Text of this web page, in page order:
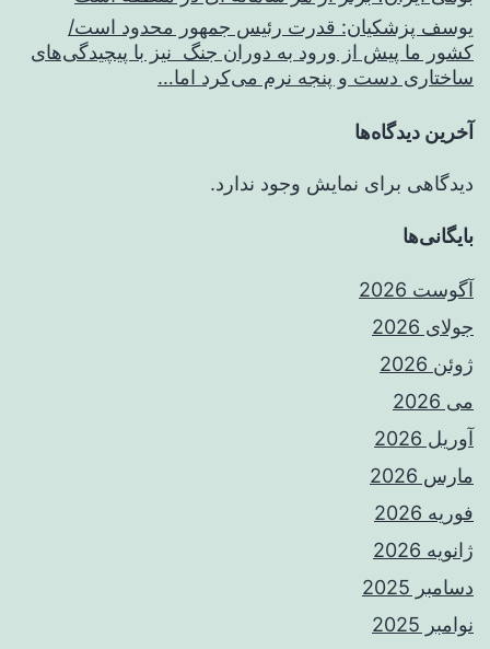
یوسف پزشکیان: قدرت رئیس‌ جمهور محدود است/
کشور ما پیش از ورود به دوران جنگ نیز با پیچیدگی‌های
ساختاری دست و پنجه نرم می‌کرد اما…
آخرین دیدگاه‌ها
دیدگاهی برای نمایش وجود ندارد.
بایگانی‌ها
آگوست 2026
جولای 2026
ژوئن 2026
می 2026
آوریل 2026
مارس 2026
فوریه 2026
ژانویه 2026
دسامبر 2025
نوامبر 2025